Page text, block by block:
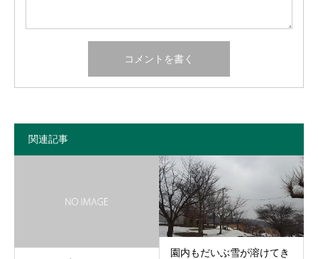
関連記事
園内もだいぶ雪が溶けてき